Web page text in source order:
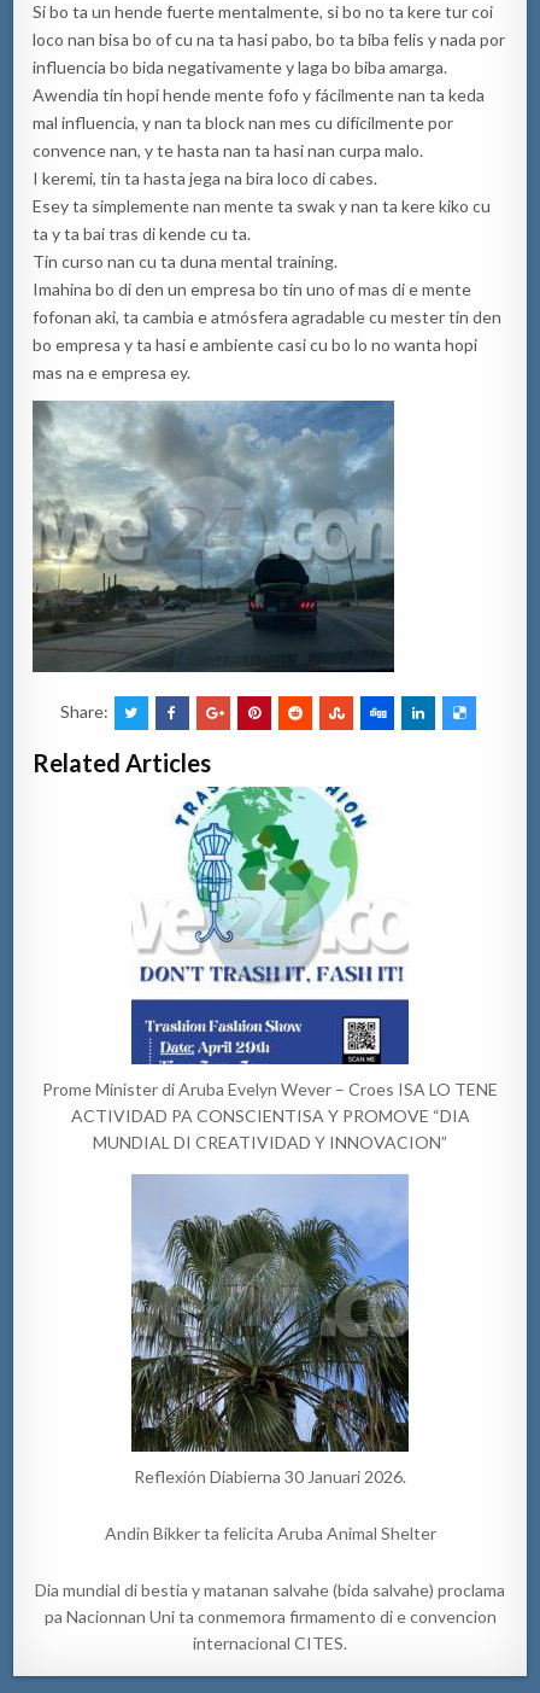
Si bo ta un hende fuerte mentalmente, si bo no ta kere tur coi
loco nan bisa bo of cu na ta hasi pabo, bo ta biba felis y nada por
influencia bo bida negativamente y laga bo biba amarga.
Awendia tin hopi hende mente fofo y fácilmente nan ta keda
mal influencia, y nan ta block nan mes cu difícilmente por
convence nan, y te hasta nan ta hasi nan curpa malo.
I keremi, tin ta hasta jega na bira loco di cabes.
Esey ta simplemente nan mente ta swak y nan ta kere kiko cu
ta y ta bai tras di kende cu ta.
Tin curso nan cu ta duna mental training.
Imahina bo di den un empresa bo tin uno of mas di e mente
fofonan aki, ta cambia e atmósfera agradable cu mester tin den
bo empresa y ta hasi e ambiente casi cu bo lo no wanta hopi
mas na e empresa ey.
Share:
Related Articles
Prome Minister di Aruba Evelyn Wever – Croes ISA LO TENE
ACTIVIDAD PA CONSCIENTISA Y PROMOVE “DIA
MUNDIAL DI CREATIVIDAD Y INNOVACION”
Reflexión Diabierna 30 Januari 2026.
Andin Bikker ta felicita Aruba Animal Shelter
Dia mundial di bestia y matanan salvahe (bida salvahe) proclama
pa Nacionnan Uni ta conmemora firmamento di e convencion
internacional CITES.